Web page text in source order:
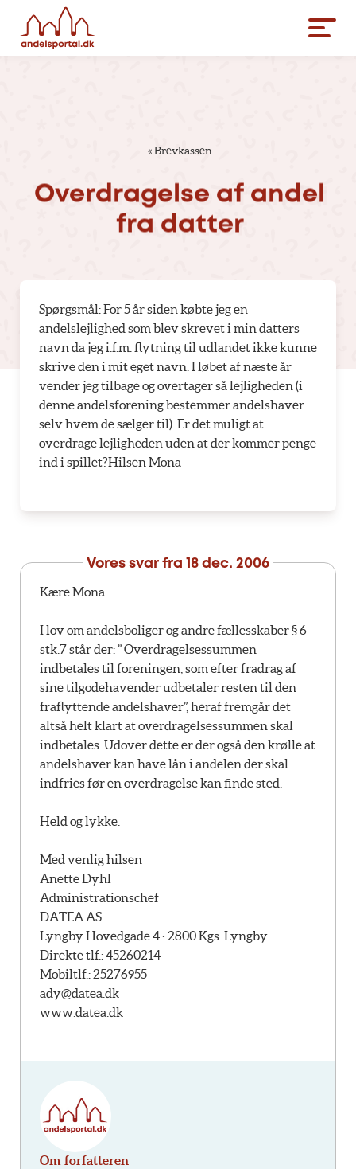
«Brevkassen
Overdragelse af andel
fra datter
Spørgsmål: For 5 år siden købte jeg en
andelslejlighed som blev skrevet i min datters
navn da jeg i.f.m. flytning til udlandet ikke kunne
skrive den i mit eget navn. I løbet af næste år
vender jeg tilbage og overtager så lejligheden (i
denne andelsforening bestemmer andelshaver
selv hvem de sælger til). Er det muligt at
overdrage lejligheden uden at der kommer penge
ind i spillet?Hilsen Mona
Vores svar fra 18 dec. 2006
Kære Mona
I lov om andelsboliger og andre fællesskaber § 6
stk.7 står der: ” Overdragelsessummen
indbetales til foreningen, som efter fradrag af
sine tilgodehavender udbetaler resten til den
fraflyttende andelshaver”, heraf fremgår det
altså helt klart at overdragelsessummen skal
indbetales. Udover dette er der også den krølle at
andelshaver kan have lån i andelen der skal
indfries før en overdragelse kan finde sted.
Held og lykke.
Med venlig hilsen
Anette Dyhl
Administrationschef
DATEA AS
Lyngby Hovedgade 4 · 2800 Kgs. Lyngby
Direkte tlf.: 45260214
Mobiltlf.: 25276955
ady@datea.dk
www.datea.dk
Om forfatteren